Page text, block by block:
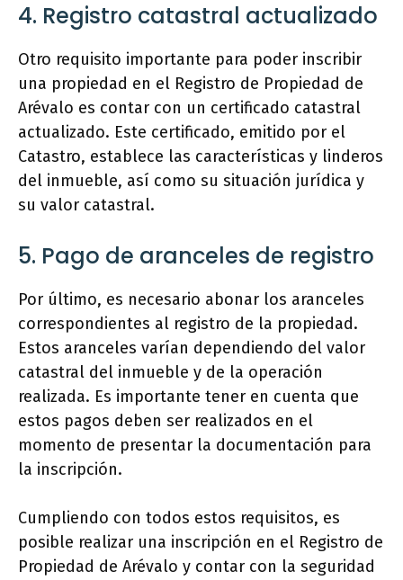
4. Registro catastral actualizado
Otro requisito importante para poder inscribir
una propiedad en el Registro de Propiedad de
Arévalo es contar con un certificado catastral
actualizado. Este certificado, emitido por el
Catastro, establece las características y linderos
del inmueble, así como su situación jurídica y
su valor catastral.
5. Pago de aranceles de registro
Por último, es necesario abonar los aranceles
correspondientes al registro de la propiedad.
Estos aranceles varían dependiendo del valor
catastral del inmueble y de la operación
realizada. Es importante tener en cuenta que
estos pagos deben ser realizados en el
momento de presentar la documentación para
la inscripción.
Cumpliendo con todos estos requisitos, es
posible realizar una inscripción en el Registro de
Propiedad de Arévalo y contar con la seguridad